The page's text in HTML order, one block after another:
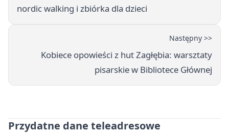
nordic walking i zbiórka dla dzieci
Następny >>
Kobiece opowieści z hut Zagłębia: warsztaty
pisarskie w Bibliotece Głównej
Przydatne dane teleadresowe